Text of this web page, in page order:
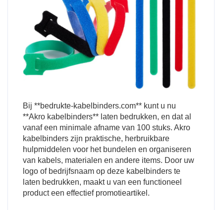
Bij **bedrukte-kabelbinders.com** kunt u nu
**Akro kabelbinders** laten bedrukken, en dat al
vanaf een minimale afname van 100 stuks. Akro
kabelbinders zijn praktische, herbruikbare
hulpmiddelen voor het bundelen en organiseren
van kabels, materialen en andere items. Door uw
logo of bedrijfsnaam op deze kabelbinders te
laten bedrukken, maakt u van een functioneel
product een effectief promotieartikel.